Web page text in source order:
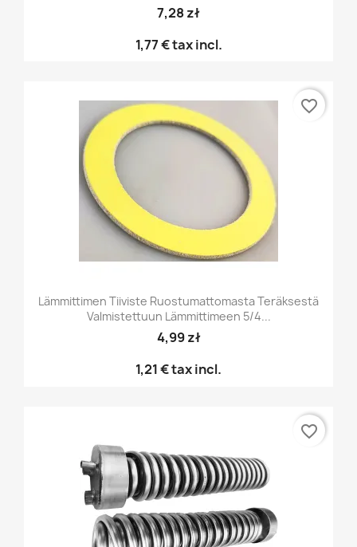
7,28 zł
1,77 €tax incl.
Lämmittimen Tiiviste Ruostumattomasta Teräksestä
Valmistettuun Lämmittimeen 5/4...
4,99 zł
1,21 €tax incl.
favorite_border
favorite_border